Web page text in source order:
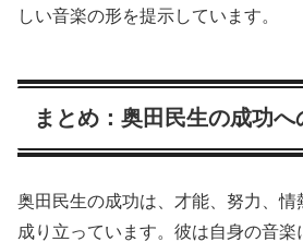
しい音楽の形を提示しています。
まとめ：奥田民生の成功へ
奥田民生の成功は、才能、努力、情
成り立っています。彼は自身の音